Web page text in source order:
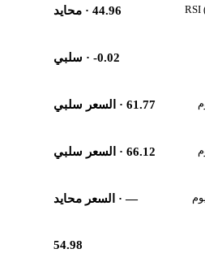
44.96· محايد
-0.02· سلبي
61.77· السعر سلبي
66.12· السعر سلبي
—· السعر محايد
54.98